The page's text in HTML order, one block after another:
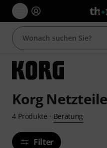
Korg
4 Produkte · Beratung
Filter